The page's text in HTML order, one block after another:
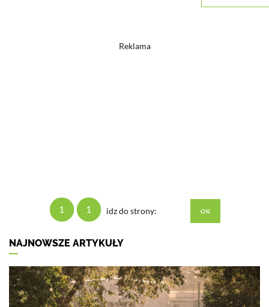
Reklama
1 1 idz do strony:
NAJNOWSZE ARTYKUŁY